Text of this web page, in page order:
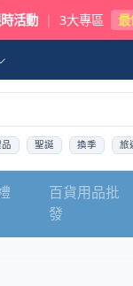
活動 | 3大專區
聖誕 換季 旅
百貨用品批
發